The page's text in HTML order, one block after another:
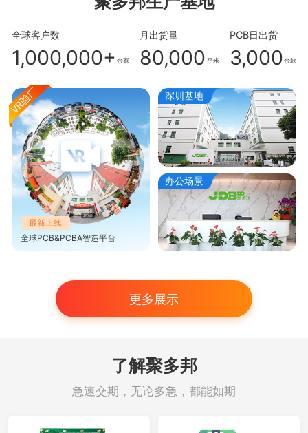
全球客户数
1,000,000+ 余家
月出货量
80,000 平米
PCB日出货
3,000 余款
最新上线
全球PCB&PCBA智造平台
深圳基地
办公场景
更多展示
了解聚多邦
急速交期，无论多急，都能如期